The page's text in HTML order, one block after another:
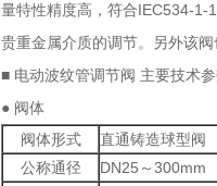
量特性精度高，符合IEC534-1-
贵重金属介质的调节。另外该阀
■ 电动波纹管调节阀 主要技术
● 阀体
阀体形式
直通铸造球型阀
公称通径
DN25～300mm